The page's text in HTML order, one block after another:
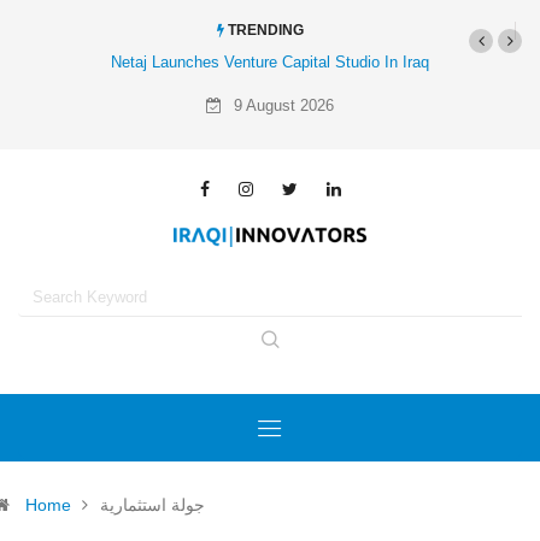
TRENDING
Netaj Launches Venture Capital Studio In Iraq
9 August 2026
Home جولة استثمارية